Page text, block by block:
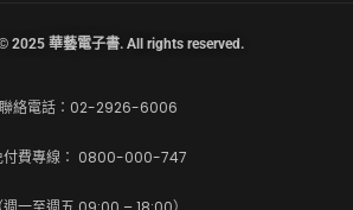
聯絡電話：02-2926-6006
付費專線： 0800-000-747
2025 華藝電子書. All rights reserved.